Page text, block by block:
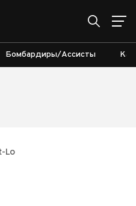
Бомбардиры/Ассисты
Lo